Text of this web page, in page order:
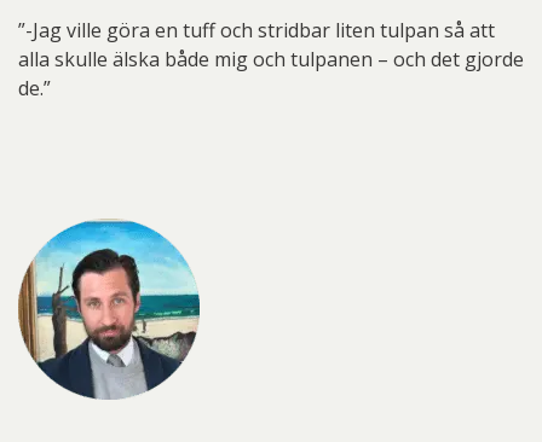
”-Jag ville göra en tuff och stridbar liten tulpan så att
alla skulle älska både mig och tulpanen – och det gjorde
de.”